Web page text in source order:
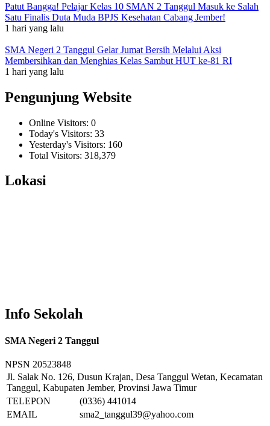
Patut Bangga! Pelajar Kelas 10 SMAN 2 Tanggul Masuk ke Salah
Satu Finalis Duta Muda BPJS Kesehatan Cabang Jember!
1 hari yang lalu
SMA Negeri 2 Tanggul Gelar Jumat Bersih Melalui Aksi
Membersihkan dan Menghias Kelas Sambut HUT ke-81 RI
1 hari yang lalu
Pengunjung Website
Online Visitors: 0
Today's Visitors: 33
Yesterday's Visitors: 160
Total Visitors: 318,379
Lokasi
Info Sekolah
SMA Negeri 2 Tanggul
NPSN 20523848
Jl. Salak No. 126, Dusun Krajan, Desa Tanggul Wetan, Kecamatan
Tanggul, Kabupaten Jember, Provinsi Jawa Timur
TELEPON
(0336) 441014
EMAIL
sma2_tanggul39@yahoo.com